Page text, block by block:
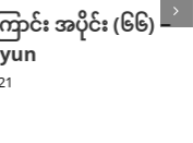
ာင်း အပိုင်း (၆၅) −